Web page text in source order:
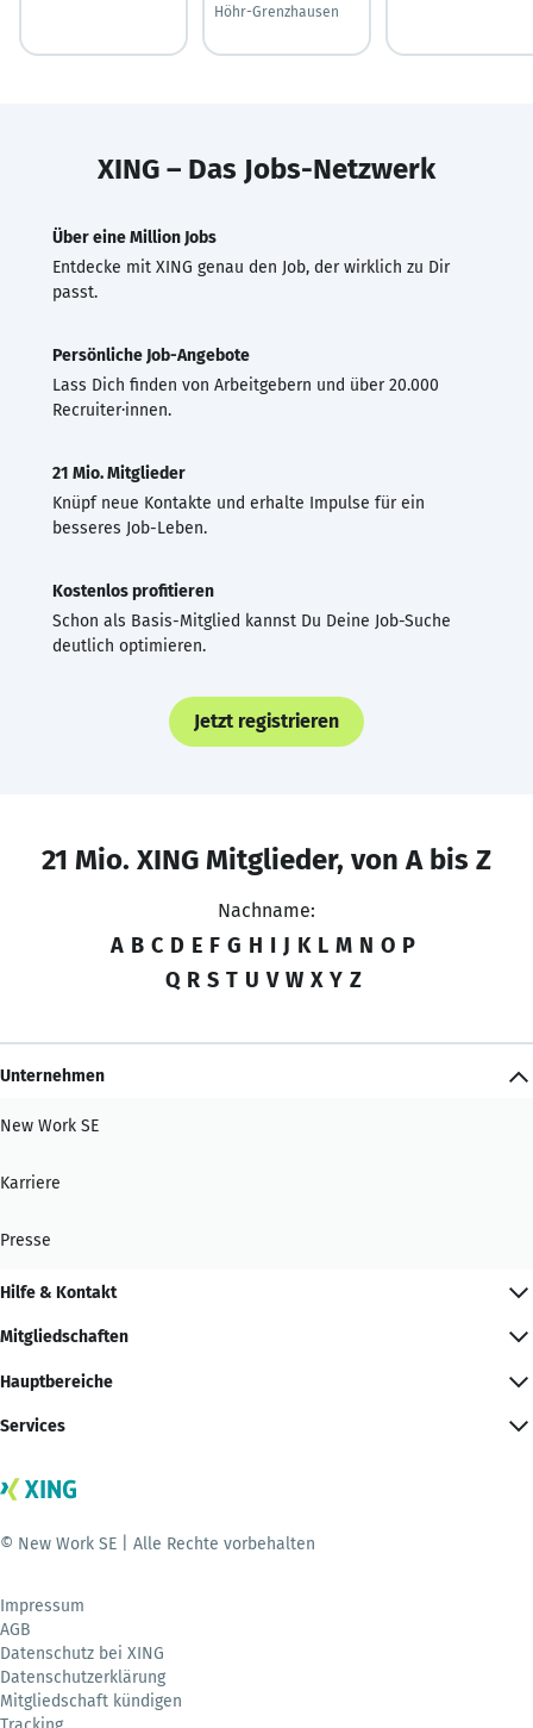
Höhr-Grenzhausen
XING – Das Jobs-Netzwerk
Über eine Million Jobs
Entdecke mit XING genau den Job, der wirklich zu Dir
passt.
Persönliche Job-Angebote
Lass Dich finden von Arbeitgebern und über 20.000
Recruiter·innen.
21 Mio. Mitglieder
Knüpf neue Kontakte und erhalte Impulse für ein
besseres Job-Leben.
Kostenlos profitieren
Schon als Basis-Mitglied kannst Du Deine Job-Suche
deutlich optimieren.
Jetzt registrieren
21 Mio. XING Mitglieder, von A bis Z
Nachname:
A B C D E F G H I J K L M N O P
Q R S T U V W X Y Z
Unternehmen
New Work SE
Karriere
Presse
Hilfe & Kontakt
Mitgliedschaften
Hauptbereiche
Services
© New Work SE | Alle Rechte vorbehalten
Impressum
AGB
Datenschutz bei XING
Datenschutzerklärung
Mitgliedschaft kündigen